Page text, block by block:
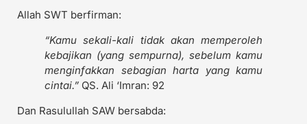
Allah SWT berfirman:
“Kamu sekali-kali tidak akan memperoleh
kebajikan (yang sempurna), sebelum kamu
menginfakkan sebagian harta yang kamu
cintai.” QS. Ali ‘Imran: 92
Dan Rasulullah SAW bersabda: